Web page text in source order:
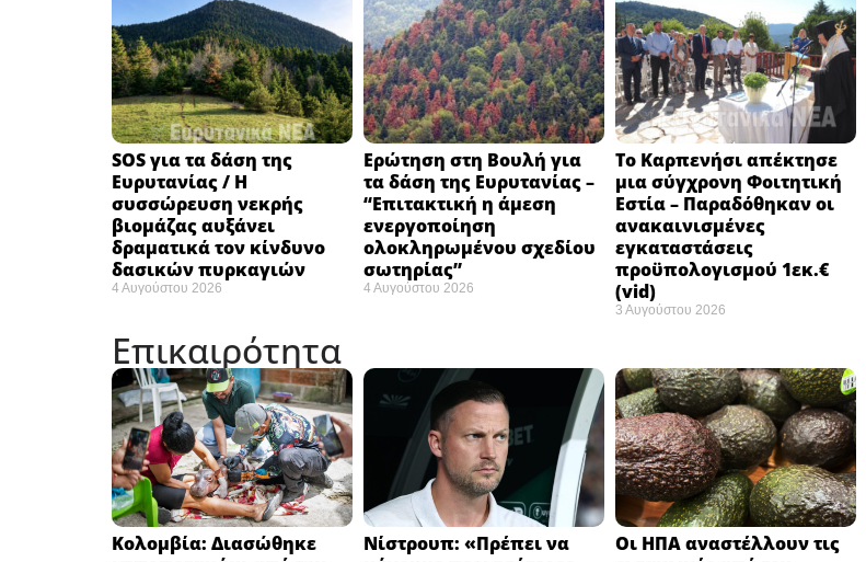
SOS για τα δάση της
Ευρυτανίας / Η
συσσώρευση νεκρής
βιομάζας αυξάνει
δραματικά τον κίνδυνο
δασικών πυρκαγιών
4 Αυγούστου 2026
Ερώτηση στη Βουλή για
τα δάση της Ευρυτανίας –
“Eπιτακτική η άμεση
ενεργοποίηση
ολοκληρωμένου σχεδίου
σωτηρίας”
4 Αυγούστου 2026
Το Καρπενήσι απέκτησε
μια σύγχρονη Φοιτητική
Εστία – Παραδόθηκαν οι
ανακαινισμένες
εγκαταστάσεις
προϋπολογισμού 1εκ.€
(vid)
3 Αυγούστου 2026
Επικαιρότητα
Κολομβία: Διασώθηκε
Νίστρουπ: «Πρέπει να
Οι ΗΠΑ αναστέλλουν τις